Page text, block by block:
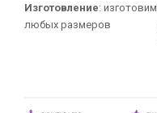
Изготовление: изготовим
любых размеров